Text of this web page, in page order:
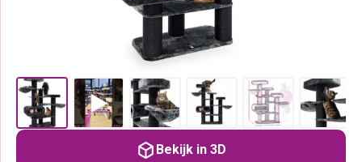
Bekijk in 3D